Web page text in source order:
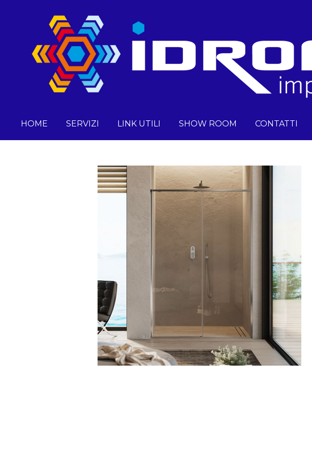
principale
HOME SERVIZI LINK UTILI SHOW ROOM CONTATTI